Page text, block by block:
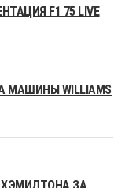
F1 75 LIVE
МАШИНЫ WILLIAMS